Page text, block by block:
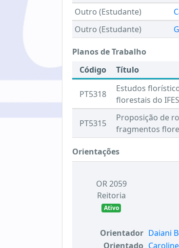
Outro (Estudante)
Outro (Estudante)
Planos de Trabalho
Código
Título
PT5318
Estudos
florestais do
PT5315
Proposição de
fragmentos
Orientações
OR 2059
Reitoria
Ativo
Orientador Daiani
Orientado